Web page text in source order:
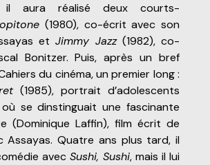
il aura réalisé deux courts-
(1980), co-écrit avec son
et Jimmy Jazz(1982), co-
Bonitzer. Puis, après un bref
du cinéma, un premier long :
(1985), portrait d’adolescents
se dinstinguait une fascinante
(Dominique Laffin), film écrit de
Assayas. Quatre ans plus tard, il
avec Sushi, Sushi, mais il lui